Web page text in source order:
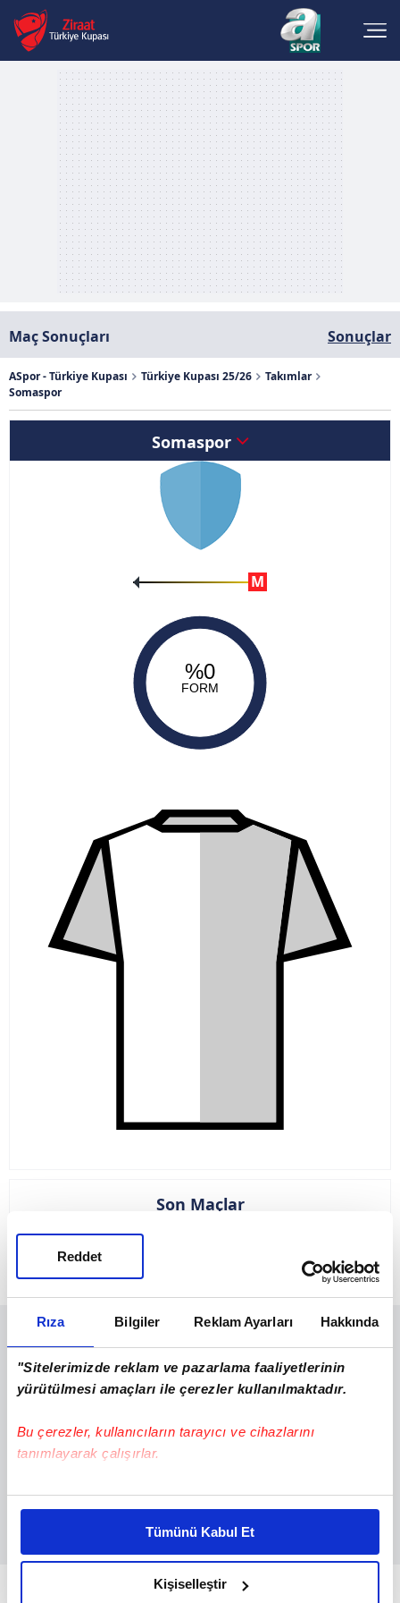
Rıza Bilgiler Reklam Ayarları Hakkında
"Sitelerimizde reklam ve pazarlama faaliyetlerinin
yürütülmesi amaçları ile çerezler kullanılmaktadır.
Bu çerezler, kullanıcıların tarayıcı ve cihazlarını
tanımlayarak çalışırlar.
Bu çerezlere izin vermeniz halinde sizlere özel
daha iyi reklam deneyimi yaşatabiliriz. Bunu yaparken
amacımızın size daha iyi bir reklam deneyimi sunmak
olduğunu ve sizlere en iyi içerikleri sunabilmek adına
Tümünü Kabul Et
Kişiselleştir
Reddet
Maç Sonuçları Sonuçlar
ASpor - Türkiye Kupası Türkiye Kupası 25/26
Takımlar
Somaspor
Somaspor
M
%0
FORM
Son Maçlar
TO/R
Cankaya FK
Mevcut kadro